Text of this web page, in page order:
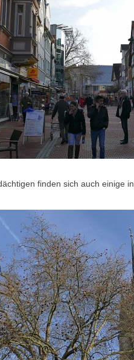
finden sich auch einige